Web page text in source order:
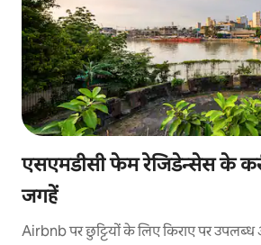
एसएमडीसी फेम रेजिडेन्सेस के
जगहें
Airbnb पर छुट्टियों के लिए किराए पर